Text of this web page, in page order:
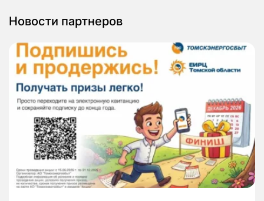
Новости партнеров